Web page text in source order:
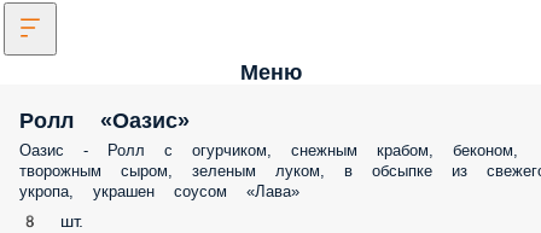
Меню
Ролл «Оазис»
Оазис - Ролл с огурчиком, снежным крабом, беконом,
творожным сыром, зеленым луком, в обсыпке из
укропа, украшен соусом «Лава»
8 шт.